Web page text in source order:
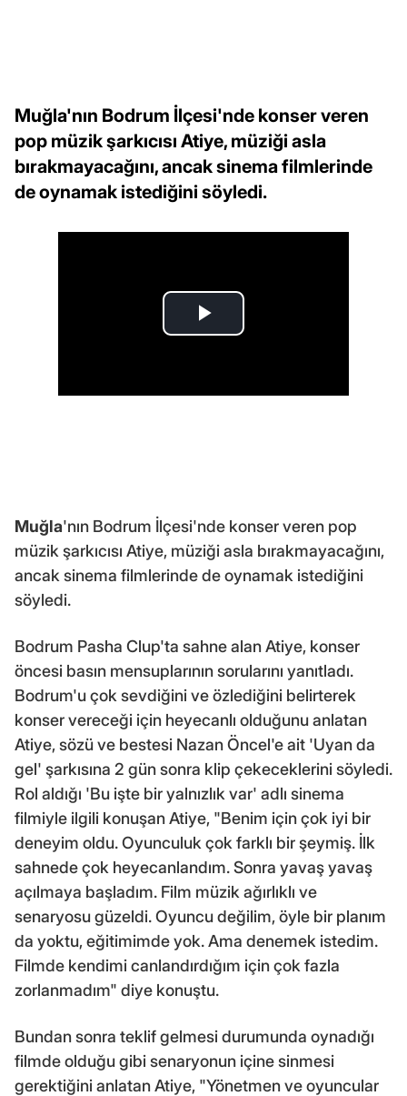
Muğla'nın Bodrum İlçesi'nde konser veren
pop müzik şarkıcısı Atiye, müziği asla
bırakmayacağını, ancak sinema filmlerinde
de oynamak istediğini söyledi.
Muğla'nın Bodrum İlçesi'nde konser veren pop
müzik şarkıcısı Atiye, müziği asla bırakmayacağını,
ancak sinema filmlerinde de oynamak istediğini
söyledi.
Bodrum Pasha Clup'ta sahne alan Atiye, konser
öncesi basın mensuplarının sorularını yanıtladı.
Bodrum'u çok sevdiğini ve özlediğini belirterek
konser vereceği için heyecanlı olduğunu anlatan
Atiye, sözü ve bestesi Nazan Öncel'e ait 'Uyan da
gel' şarkısına 2 gün sonra klip çekeceklerini söyledi.
Rol aldığı 'Bu işte bir yalnızlık var' adlı sinema
filmiyle ilgili konuşan Atiye, "Benim için çok iyi bir
deneyim oldu. Oyunculuk çok farklı bir şeymiş. İlk
sahnede çok heyecanlandım. Sonra yavaş yavaş
açılmaya başladım. Film müzik ağırlıklı ve
senaryosu güzeldi. Oyuncu değilim, öyle bir planım
da yoktu, eğitimimde yok. Ama denemek istedim.
Filmde kendimi canlandırdığım için çok fazla
zorlanmadım" diye konuştu.
Bundan sonra teklif gelmesi durumunda oynadığı
filmde olduğu gibi senaryonun içine sinmesi
gerektiğini anlatan Atiye, "Yönetmen ve oyuncular